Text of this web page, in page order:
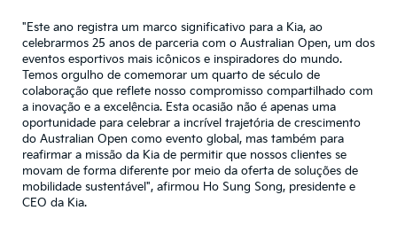
"Este ano registra um marco significativo para a Kia, ao
celebrarmos 25 anos de parceria com o Australian Open, um dos
eventos esportivos mais icônicos e inspiradores do mundo.
Temos orgulho de comemorar um quarto de século de
colaboração que reflete nosso compromisso compartilhado com
a inovação e a excelência. Esta ocasião não é apenas uma
oportunidade para celebrar a incrível trajetória de crescimento
do Australian Open como evento global, mas também para
reafirmar a missão da Kia de permitir que nossos clientes se
movam de forma diferente por meio da oferta de soluções de
mobilidade sustentável", afirmou Ho Sung Song, presidente e
CEO da Kia.